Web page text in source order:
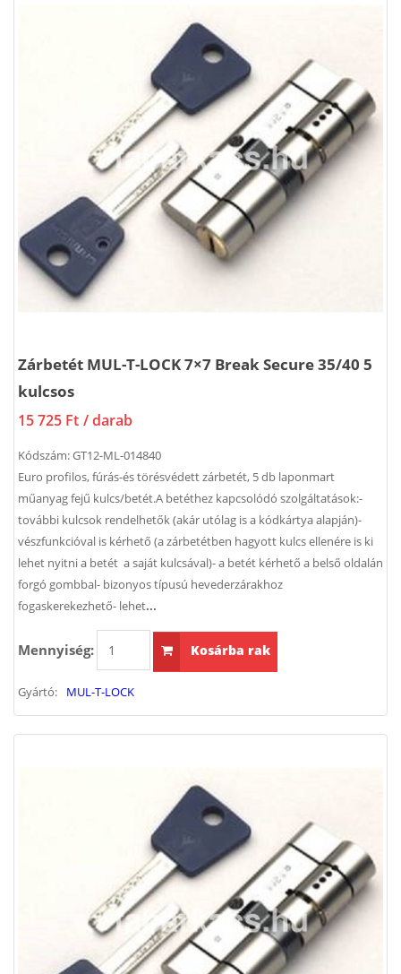
Zárbetét MUL-T-LOCK 7×7 Break Secure 35/40 5
kulcsos
15 725 Ft / darab
Kódszám:GT12-ML-014840
Euro profilos, fúrás-és törésvédett zárbetét, 5 db laponmart
műanyag fejű kulcs/betét.A betéthez kapcsolódó szolgáltatások:-
további kulcsok rendelhetők (akár utólag is a kódkártya alapján)-
vészfunkcióval is kérhető (a zárbetétben hagyott kulcs ellenére is ki
lehet nyitni a betét a saját kulcsával)- a betét kérhető a belső oldalán
forgó gombbal- bizonyos típusú hevederzárakhoz
fogaskerekezhető- lehet...
Mennyiség: Kosárba rak
Gyártó: MUL-T-LOCK